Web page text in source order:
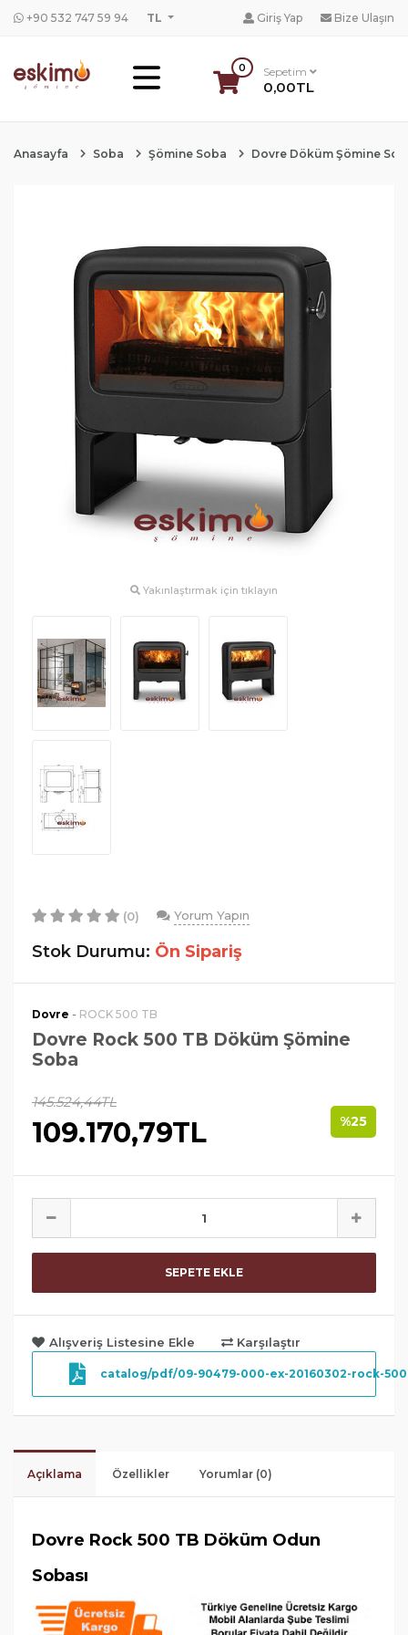
+90 532 747 59 94 TL Giriş Yap Bize Ulaşın
0 Sepetim
0,00TL
Anasayfa Soba Şömine Soba Dovre Döküm Şömine
Yakınlaştırmak için tıklayın
(0) Yorum Yapın
Stok Durumu: Ön Sipariş
Dovre - ROCK 500 TB
Dovre Rock 500 TB Döküm Şömine
Soba
145.524,44TL
109.170,79TL %25
SEPETE EKLE
Alışveriş Listesine Ekle Karşılaştır
catalog/pdf/09-90479-000-ex-20160302-rock-
Açıklama Özellikler Yorumlar (0)
Dovre Rock 500 TB Döküm Odun
Sobası